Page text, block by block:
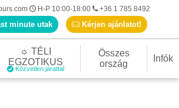
H-P 10:00-18:00
+36 1 785 8492
minute utak Kérjen ajánlatot!
☼ TÉLI
EGZOTIKUS
Közvetlen járattal
Összes
ország
Infók